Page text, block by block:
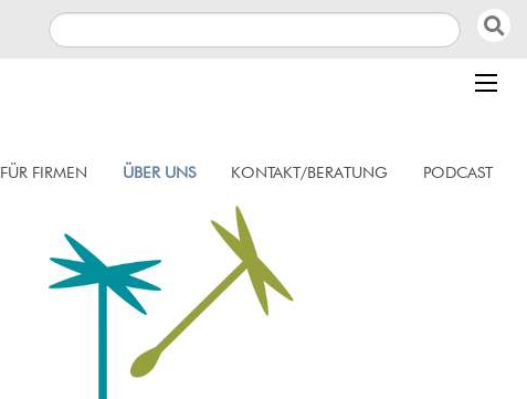
FÜR FIRMEN ÜBER UNS KONTAKT/BERATUNG PODCAST